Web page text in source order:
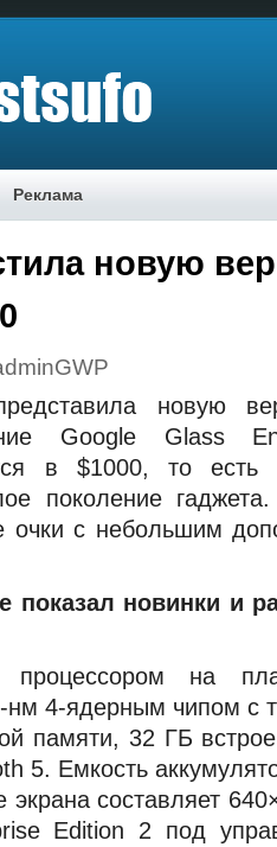
Реклама
новую
новую
Google Glass
в $1000, то есть
поколение гаджета.
очки с небольшим
показал новинки и
процессором на
4-ядерным чипом с
памяти, 32 ГБ
5. Емкость
составляет
Edition 2 под